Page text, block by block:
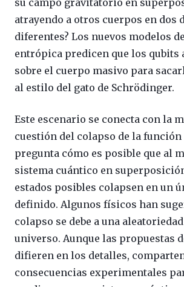
atrayendo a otros cuerpos en dos
diferentes? Los nuevos modelos
entrópica predicen que los qubits
sobre el cuerpo masivo para
al estilo del gato de Schrödinger.
Este escenario se conecta con la
cuestión del colapso de la función
pregunta cómo es posible que al
sistema cuántico en
estados posibles colapsen en un
definido. Algunos físicos han
colapso se debe a una
universo. Aunque las propuestas
difieren en los detalles,
consecuencias experimentales